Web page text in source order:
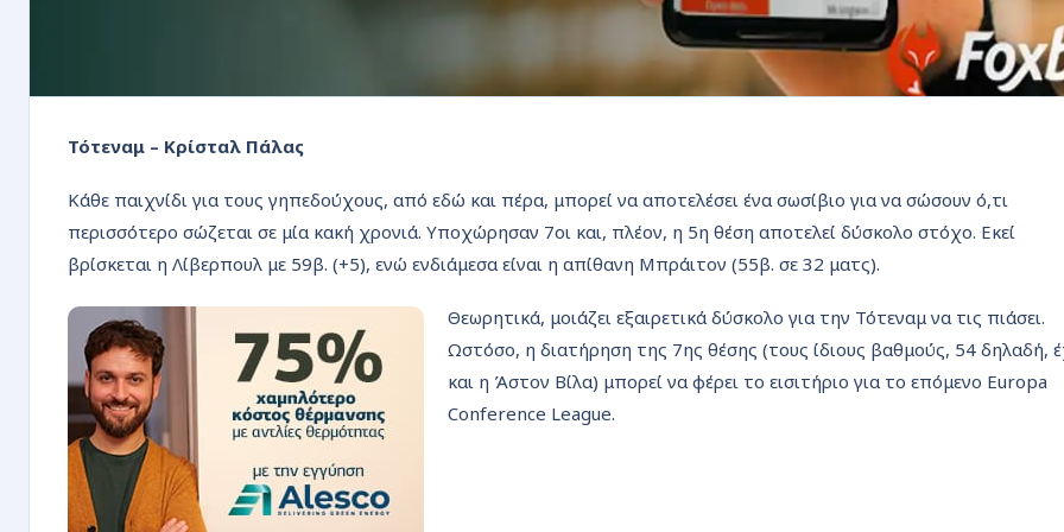
Τότεναμ – Κρίσταλ Πάλας
Κάθε παιχνίδι για τους γηπεδούχους, από εδώ και πέρα, μπορεί να αποτελέσει ένα σωσίβιο για να σώσουν ό,τι
περισσότερο σώζεται σε μία κακή χρονιά. Υποχώρησαν 7οι και, πλέον, η 5η θέση αποτελεί δύσκολο στόχο. Εκεί
βρίσκεται η Λίβερπουλ με 59β. (+5), ενώ ενδιάμεσα είναι η απίθανη Μπράιτον (55β. σε 32 ματς).
Θεωρητικά, μοιάζει εξαιρετικά δύσκολο για την Τότεναμ να τις πιάσει.
Ωστόσο, η διατήρηση της 7ης θέσης (τους ίδιους βαθμούς, 54 δηλαδή,
και η Άστον Βίλα) μπορεί να φέρει το εισιτήριο για το επόμενο Europa
Conference League.